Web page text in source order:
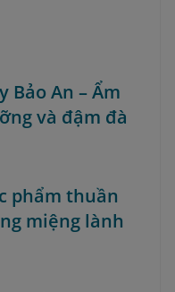
Bảo An – Ẩm
và đậm đà
phẩm thuần
miệng lành